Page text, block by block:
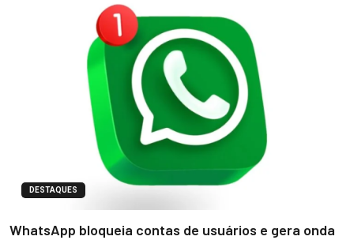
DESTAQUES
WhatsApp bloqueia contas de usuários e gera onda